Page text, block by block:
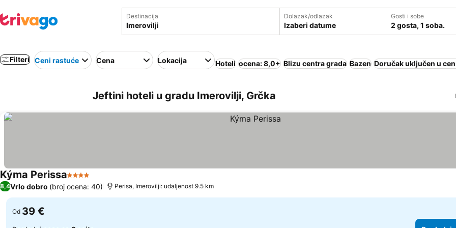
Destinacija Dolazak/odlazak
Izaberi datume
Gosti i sobe
2 gosta, 1 soba.
Filteri Ceni rastuće Cena Lokacija Hoteli ocena: 8,0+ Blizu centra grada Bazen Doručak uključen u
Jeftini hoteli u gradu Imerovilji, Grčka
Kýma Perissa4 ZvezdicePogledaj cene
8,4Vrlo dobro (broj ocena: 40) Perisa, Imerovilji: udaljenost 9.5 km
Od 39 €